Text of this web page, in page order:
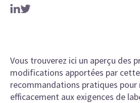
Vous trouverez ici un aperçu des
modifications apportées par
recommandations pratiques pour
efficacement aux exigences de